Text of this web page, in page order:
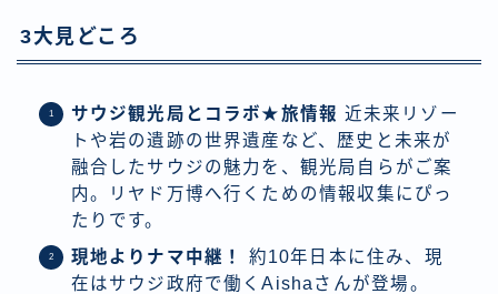
3大見どころ
サウジ観光局とコラボ★旅情報 近未来リゾー
トや岩の遺跡の世界遺産など、歴史と未来が
融合したサウジの魅力を、観光局自らがご案
内。リヤド万博へ行くための情報収集にぴっ
たりです。
現地よりナマ中継！
約10年日本に住み、現
在はサウジ政府で働くAishaさんが登場。